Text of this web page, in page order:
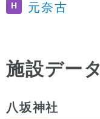
H 元奈古
施設データ
八坂神社